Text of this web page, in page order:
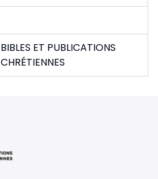
BIBLES ET PUBLICATIONS
CHRÉTIENNES